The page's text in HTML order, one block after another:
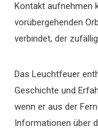
Kontakt aufnehmen
vorübergehenden
verbindet, der
Das Leuchtfeuer
Geschichte und
wenn er aus der
Informationen über